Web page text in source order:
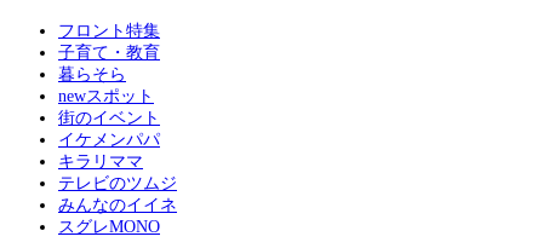
フロント特集
子育て・教育
暮らそら
newスポット
街のイベント
イケメンパパ
キラリママ
テレビのツムジ
みんなのイイネ
スグレMONO